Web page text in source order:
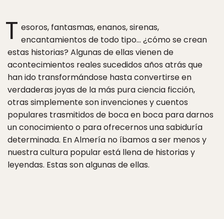
T esoros, fantasmas, enanos, sirenas,
encantamientos de todo tipo… ¿cómo se crean
estas historias? Algunas de ellas vienen de
acontecimientos reales sucedidos años atrás que
han ido transformándose hasta convertirse en
verdaderas joyas de la más pura ciencia ficción,
otras simplemente son invenciones y cuentos
populares trasmitidos de boca en boca para darnos
un conocimiento o para ofrecernos una sabiduría
determinada. En Almería no íbamos a ser menos y
nuestra cultura popular está llena de historias y
leyendas. Estas son algunas de ellas.